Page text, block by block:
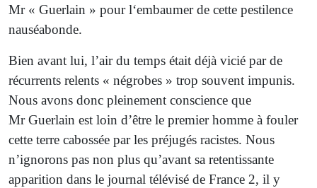
Mr « Guerlain » pour l‘embaumer de cette pestilence
nauséabonde.
Bien avant lui, l’air du temps était déjà vicié par de
récurrents relents « négrobes » trop souvent impunis.
Nous avons donc pleinement conscience que
Mr Guerlain est loin d’être le premier homme à fouler
cette terre cabossée par les préjugés racistes. Nous
n’ignorons pas non plus qu’avant sa retentissante
apparition dans le journal télévisé de France 2, il y